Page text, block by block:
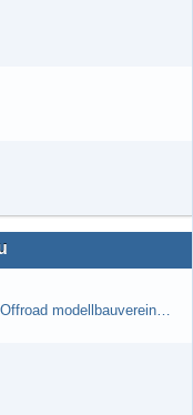
Gibt es noch in Raum Hannover RC Car Offroad modellbauvereine, habe selbst schon gegoogelt aber erfolglos